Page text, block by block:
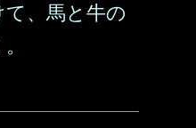
、馬と牛の